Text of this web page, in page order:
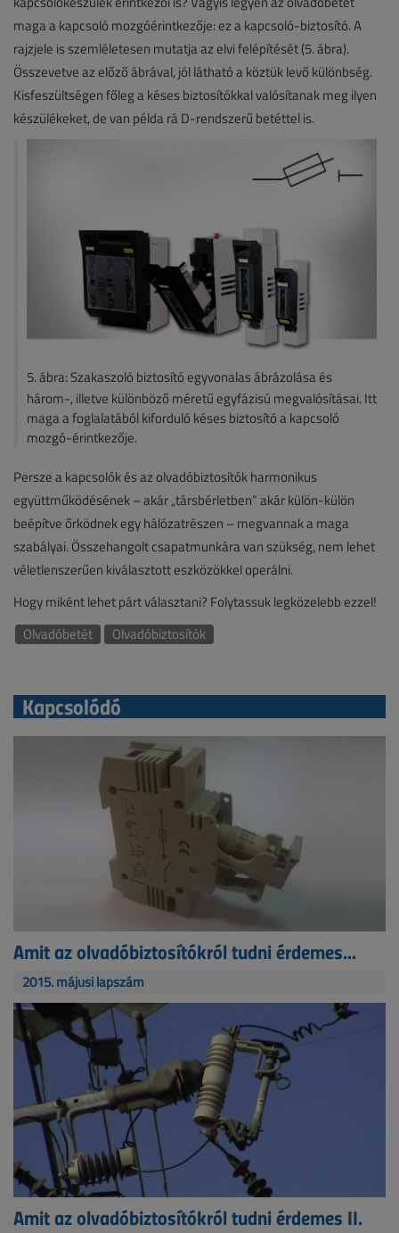
maga a kapcsoló mozgóérintkezője: ez a kapcsoló-biztosító. A
rajzjele is szemléletesen mutatja az elvi felépítését (5. ábra).
Összevetve az előző ábrával, jól látható a köztük levő különbség.
Kisfeszültségen főleg a késes biztosítókkal valósítanak meg ilyen
készülékeket, de van példa rá D-rendszerű betéttel is.
5. ábra: Szakaszoló biztosító egyvonalas ábrázolása és
három-, illetve különböző méretű egyfázisú megvalósításai. Itt
maga a foglalatából kiforduló késes biztosító a kapcsoló
mozgó-érintkezője.
Persze a kapcsolók és az olvadóbiztosítók harmonikus
együttműködésének – akár „társbérletben” akár külön-külön
beépítve őrködnek egy hálózatrészen – megvannak a maga
szabályai. Összehangolt csapatmunkára van szükség, nem lehet
véletlenszerűen kiválasztott eszközökkel operálni.
Hogy miként lehet párt választani? Folytassuk legközelebb ezzel!
Olvadóbetét
Olvadóbiztosítók
Kapcsolódó
Amit az olvadóbiztosítókról tudni érdemes...
2015. májusi lapszám
Amit az olvadóbiztosítókról tudni érdemes II.